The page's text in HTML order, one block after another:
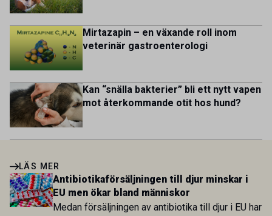
Mirtazapin – en växande roll inom
veterinär gastroenterologi
Kan “snälla bakterier” bli ett nytt vapen
mot återkommande otit hos hund?
LÄS MER
Antibiotikaförsäljningen till djur minskar i
EU men ökar bland människor
Medan försäljningen av antibiotika till djur i EU har